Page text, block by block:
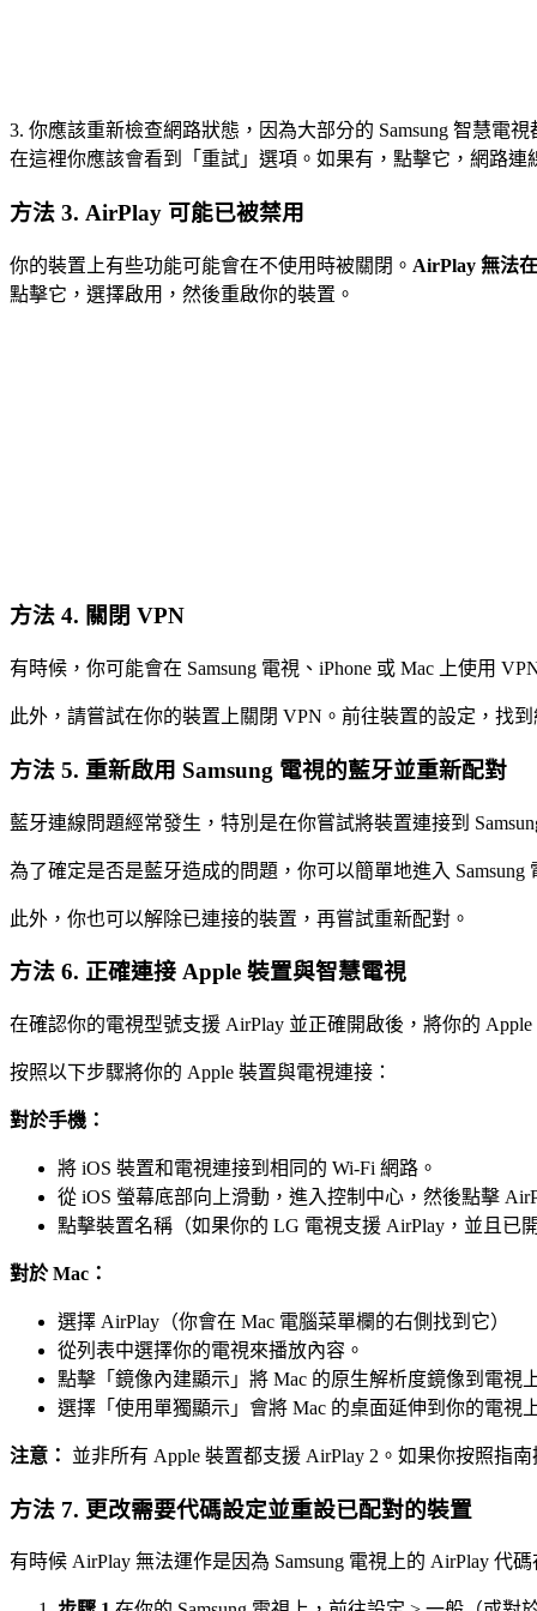
3. 你應該重新檢查網路狀態，因為大部分的 Samsung 智慧電
在這裡你應該會看到「重試」選項。如果有，點擊它，網路連
方法 3. AirPlay 可能已被禁用
你的裝置上有些功能可能會在不使用時被關閉。 AirPlay 無法
點擊它，選擇啟用，然後重啟你的裝置。
方法 4. 關閉 VPN
有時候，你可能會在 Samsung 電視、iPhone 或 Mac 上使用
此外，請嘗試在你的裝置上關閉 VPN。前往裝置的設定，找
方法 5. 重新啟用 Samsung 電視的藍牙並重新配對
藍牙連線問題經常發生，特別是在你嘗試將裝置連接到
為了確定是否是藍牙造成的問題，你可以簡單地進入
此外，你也可以解除已連接的裝置，再嘗試重新配對。
方法 6. 正確連接 Apple 裝置與智慧電視
在確認你的電視型號支援 AirPlay 並正確開啟後，將你的
按照以下步驟將你的 Apple 裝置與電視連接：
對於手機：
將 iOS 裝置和電視連接到相同的 Wi-Fi 網路。
從 iOS 螢幕底部向上滑動，進入控制中心，然後點擊
點擊裝置名稱（如果你的 LG 電視支援 AirPlay，並且已
對於 Mac：
選擇 AirPlay（你會在 Mac 電腦菜單欄的右側找到它）
從列表中選擇你的電視來播放內容。
點擊「鏡像內建顯示」將 Mac 的原生解析度鏡像到電視
選擇「使用單獨顯示」會將 Mac 的桌面延伸到你的電視
注意： 並非所有 Apple 裝置都支援 AirPlay 2。如果你按照指
方法 7. 更改需要代碼設定並重設已配對的裝置
有時候 AirPlay 無法運作是因為 Samsung 電視上的 AirPlay 代